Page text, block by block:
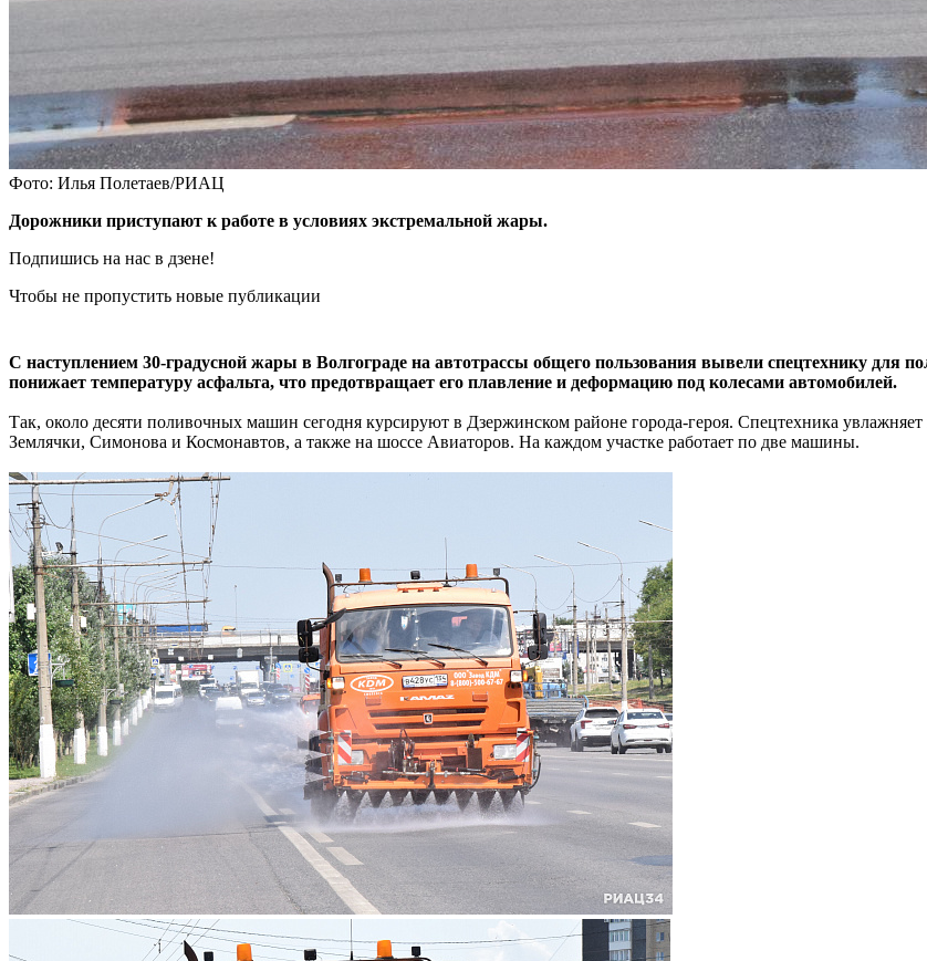
Фото: Илья Полетаев/РИАЦ
Дорожники приступают к работе в условиях экстремальной жары.
Подпишись на нас в дзене!
Чтобы не пропустить новые публикации
С наступлением 30-градусной жары в Волгограде на автотрассы общего пользования вывели спецтехнику для
понижает температуру асфальта, что предотвращает его плавление и деформацию под колесами автомобилей.
Так, около десяти поливочных машин сегодня курсируют в Дзержинском районе города-героя. Спецтехника
Землячки, Симонова и Космонавтов, а также на шоссе Авиаторов. На каждом участке работает по две машины.